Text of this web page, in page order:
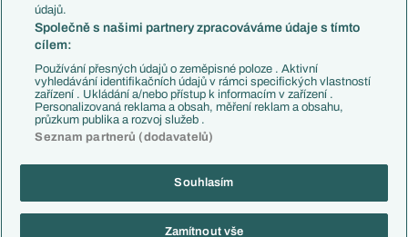
Chelsea FC
Manchester United
AC Milán
Juventus FC
Bayern Mnichov
FC Barcelona
Real Madrid
Copyright © 2001-2026 EuroFotbal.cz. Využíváme zpravodajství ČTK.
Informace o zpracování osobních údajů
údajů.
Společně s našimi partnery zpracováváme údaje s tímto
cílem:
Používání přesných údajů o zeměpisné poloze . Aktivní
vyhledávání identifikačních údajů v rámci specifických vlastností
zařízení . Ukládání a/nebo přístup k informacím v zařízení .
Personalizovaná reklama a obsah, měření reklam a obsahu,
průzkum publika a rozvoj služeb .
Seznam partnerů (dodavatelů)
Souhlasím
Zamítnout vše